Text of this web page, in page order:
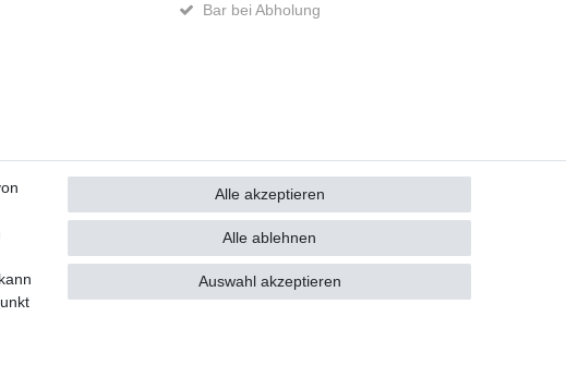
Bar bei Abholung
AGB Kontakt
Alle akzeptieren
Alle ablehnen
Auswahl akzeptieren